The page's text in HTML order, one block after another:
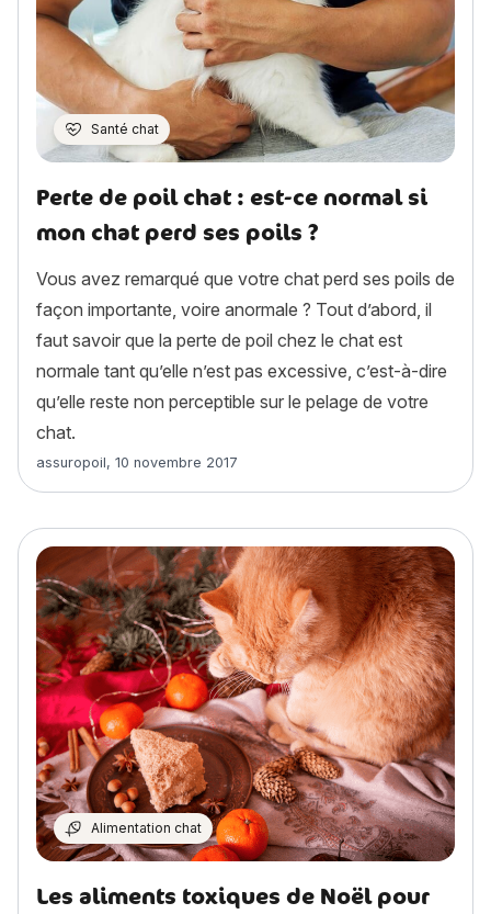
Santé chat
Perte de poil chat : est-ce normal si
mon chat perd ses poils ?
Vous avez remarqué que votre chat perd ses poils de
façon importante, voire anormale ? Tout d’abord, il
faut savoir que la perte de poil chez le chat est
normale tant qu’elle n’est pas excessive, c’est-à-dire
qu’elle reste non perceptible sur le pelage de votre
chat.
Article rédigé par
assuropoil, 10 novembre 2017
Alimentation chat
Les aliments toxiques de Noël pour